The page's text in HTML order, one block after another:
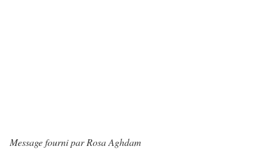
Message fourni par Rosa Aghdam